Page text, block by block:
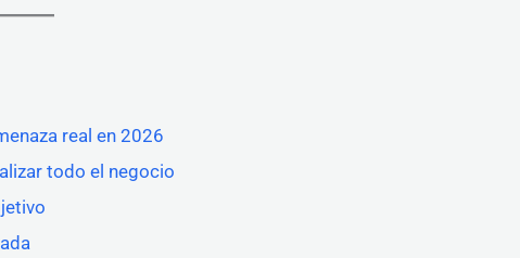
real en 2026
todo el negocio